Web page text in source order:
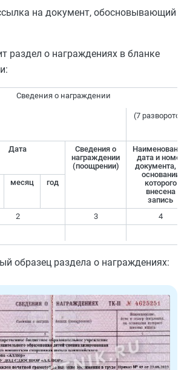
на документ, обосновывающий
раздел о награждениях в бланке
Сведения о награждении
(7 разворотов)
Дата
Сведения о
награждении
(поощрении)
дата и номер
документа, на
основании
которого
внесена
запись
месяц год
2 3
4
образец раздела о награждениях: